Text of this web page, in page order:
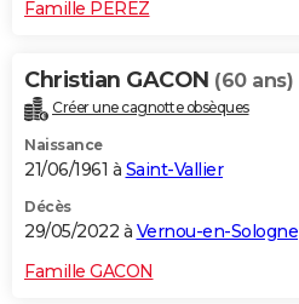
Famille PEREZ
Christian GACON (60 ans)
Créer une cagnotte obsèques
Naissance
21/06/1961 à Saint-Vallier
Décès
29/05/2022 à Vernou-en-Sologne
Famille GACON